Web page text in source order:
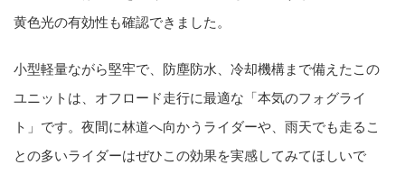
黄色光の有効性も確認できました。
小型軽量ながら堅牢で、防塵防水、冷却機構まで備えたこの
ユニットは、オフロード走行に最適な「本気のフォグライ
ト」です。夜間に林道へ向かうライダーや、雨天でも走るこ
との多いライダーはぜひこの効果を実感してみてほしいで